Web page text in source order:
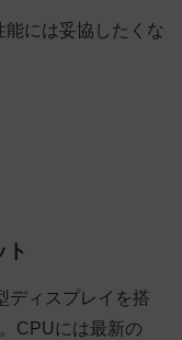
能には妥協したくな
ト
ディスプレイを搭
CPUには最新の